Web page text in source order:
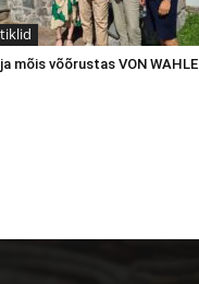
mõis võõrustas VON WAHLE